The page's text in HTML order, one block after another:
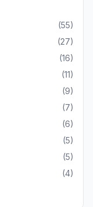
(55)
(27)
(16)
(11)
(9)
(7)
(6)
(5)
(5)
(4)